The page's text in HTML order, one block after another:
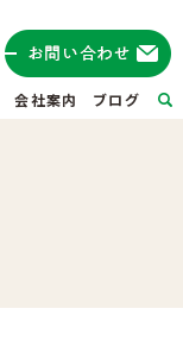
会社案内 ブログ